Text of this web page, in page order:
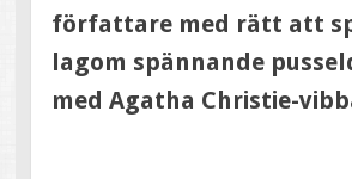
författare med rätt att
lagom spännande
med Agatha Christie-